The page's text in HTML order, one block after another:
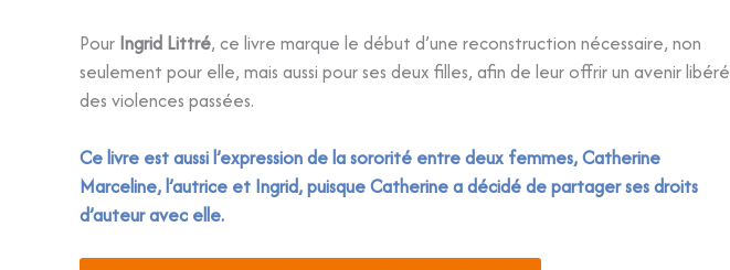
Pour Ingrid Littré, ce livre marque le début d’une reconstruction nécessaire, non
seulement pour elle, mais aussi pour ses deux filles, afin de leur offrir un avenir libéré
des violences passées.
Ce livre est aussi l’expression de la sororité entre deux femmes, Catherine
Marceline, l’autrice et Ingrid, puisque Catherine a décidé de partager ses droits
d’auteur avec elle.